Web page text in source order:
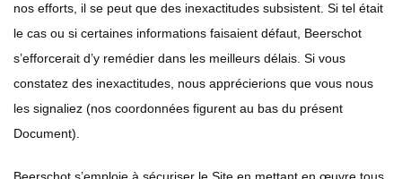
nos efforts, il se peut que des inexactitudes subsistent. Si tel était
le cas ou si certaines informations faisaient défaut, Beerschot
s’efforcerait d’y remédier dans les meilleurs délais. Si vous
constatez des inexactitudes, nous apprécierions que vous nous
les signaliez (nos coordonnées figurent au bas du présent
Document).